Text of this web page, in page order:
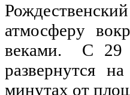
атмосферу
веками. С 29
развернутся
минутах от